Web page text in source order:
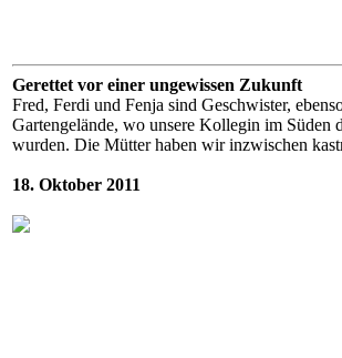
Gerettet vor einer ungewissen Zukunft
Fred, Ferdi und Fenja sind Geschwister,
Gartengelände, wo unsere Kollegin im Süden
wurden. Die Mütter haben wir inzwischen
18. Oktober 2011